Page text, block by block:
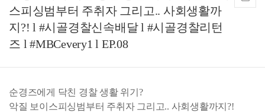
스피싱범부터 주취자 그리고.. 사회생활까
지?! l #시골경찰신속배달 l #시골경찰리턴
즈 l #MBCevery1 l EP.08
순경즈에게 닥친 경찰 생활 위기?
악질 보이스피싱범부터 주취자 그리고.. 사회생활까지?!